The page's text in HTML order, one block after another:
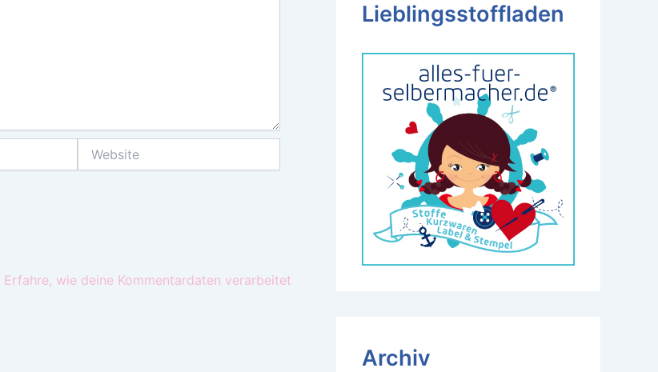
Erfahre, wie deine Kommentardaten verarbeitet
Lieblingsstoffladen
Archiv